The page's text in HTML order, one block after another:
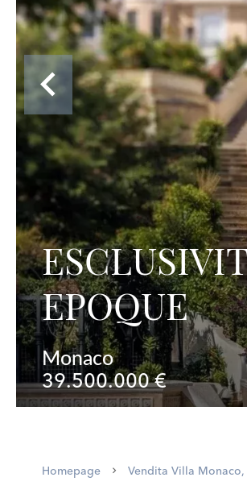
EPOQUE
Monaco
39.500.000 €
Homepage Vendita Villa